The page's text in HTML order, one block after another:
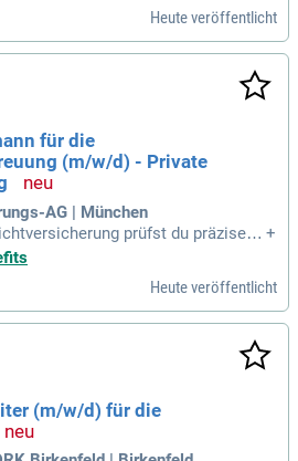
sind.
Heute veröffentlicht
für die
(m/w/d) - Private
AG | München
prüfst du präzise di
Versicherungsfähigkeit, insbesond
Ausbildung im Versicherungsbe
in der privaten Krankenve
Kundenkontakt liegt dir am H
nicht, das Telefon zu nutzen. Dein
deine Problemlösekompetenz b
als auch Vertriebspartner*i
und Aktualität sind für dich sel
Struktur kennzeichnen deine A
Verträge stets im Blick be
+
Heute veröffentlicht
(m/w/d) für die